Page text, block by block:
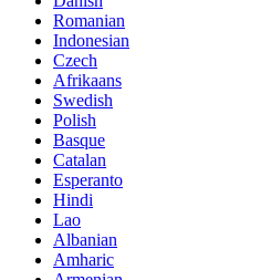
Romanian
Indonesian
Czech
Afrikaans
Swedish
Polish
Basque
Catalan
Esperanto
Hindi
Lao
Albanian
Amharic